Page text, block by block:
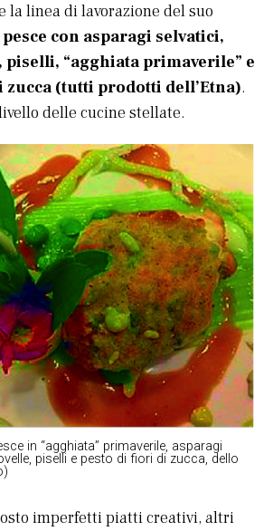
la linea di lavorazione del suo
con asparagi selvatici,
piselli, “agghiata primaverile” e
(tutti prodotti dell’Etna).
delle cucine stellate.
in “agghiata” primaverile, asparagi
piselli e pesto di fiori di zucca, dello
imperfetti piatti creativi, altri